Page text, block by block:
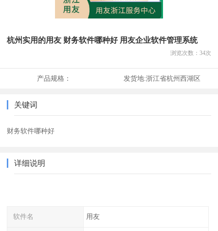
杭州实用的用友 财务软件哪种好 用友企业软件管理系统
浏览次数： 34次
产品规格： 发货地:浙江省杭州西湖区
关键词
财务软件哪种好
详细说明
软件名 用友